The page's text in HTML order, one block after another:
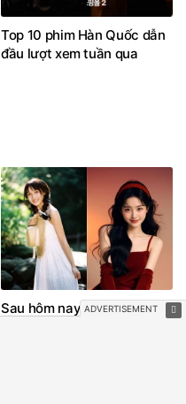
Top 10 phim Hàn Quốc dẫn
đầu lượt xem tuần qua
Sau hôm nay, thứ Tư